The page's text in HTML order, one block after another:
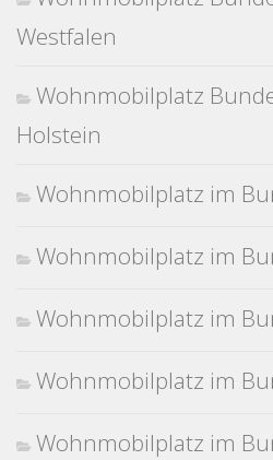
Westfalen
Wohnmobilplatz
Holstein
Wohnmobilplatz im
Wohnmobilplatz im
Wohnmobilplatz im
Wohnmobilplatz im
Wohnmobilplatz im